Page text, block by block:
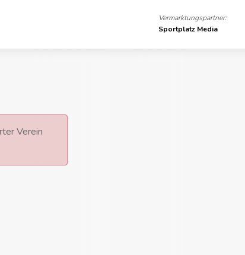
Vermarktungspartner:
Sportplatz Media
Verein